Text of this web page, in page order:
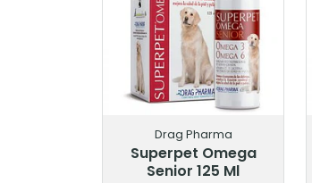
Drag Pharma
Superpet Omega
Senior 125 Ml